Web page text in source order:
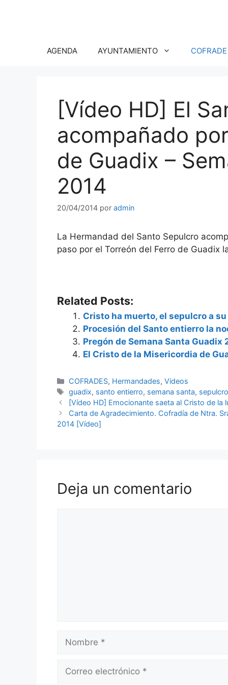
AGENDA AYUNTAMIENTO COFRADE
[Vídeo HD] El
acompañado
de Guadix –
2014
20/04/2014 por admin
La Hermandad del Santo Sepulcro
paso por el Torreón del Ferro de Guadix
Related Posts:
Cristo ha muerto, el sepulcro a
Procesión del Santo entierro la
Pregón de Semana Santa Guadix
El Cristo de la Misericordia de
Categorías
COFRADES, Hermandades,Videos
Etiquetas
guadix, santo entierro, semana santa,
[Vídeo HD] Emocionante saeta al Cristo de la
Carta de Agradecimiento. Cofradía de Ntra.
2014 [Vídeo]
Deja un comentario
Nombre
Correo